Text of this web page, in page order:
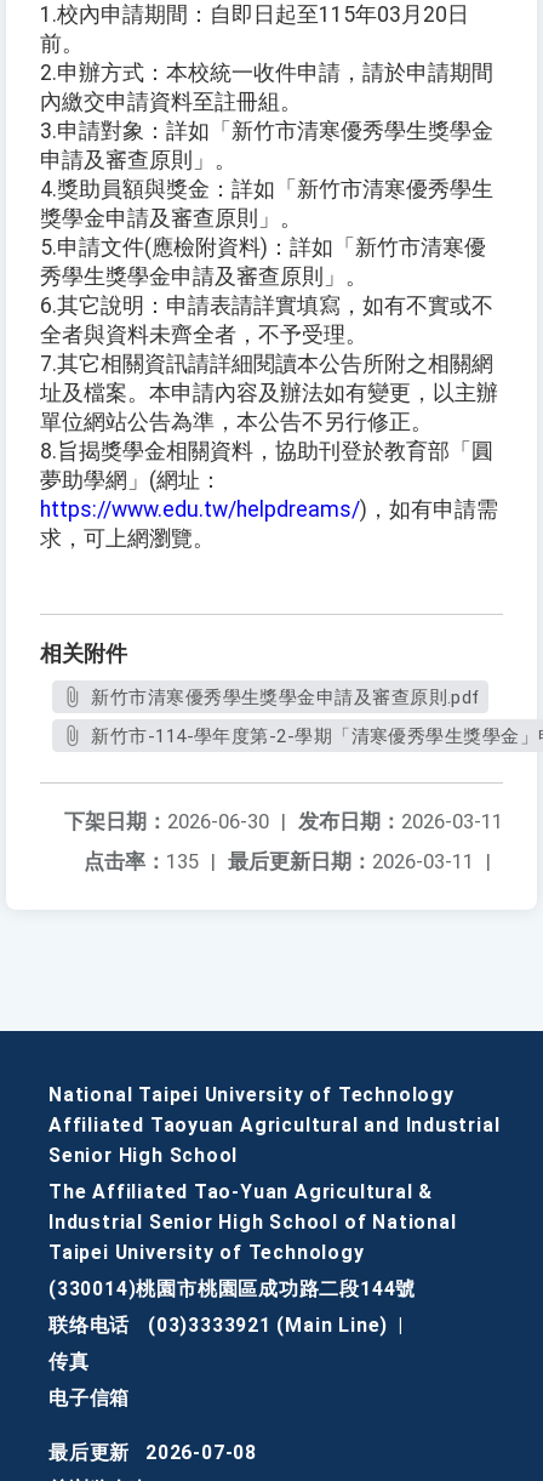
1.校內申請期間：自即日起至115年03月20日
前。
2.申辦方式：本校統一收件申請，請於申請期間
內繳交申請資料至註冊組。
3.申請對象：詳如「新竹市清寒優秀學生獎學金
申請及審查原則」。
4.獎助員額與獎金：詳如「新竹市清寒優秀學生
獎學金申請及審查原則」。
5.申請文件(應檢附資料)：詳如「新竹市清寒優
秀學生獎學金申請及審查原則」。
6.其它說明：申請表請詳實填寫，如有不實或不
全者與資料未齊全者，不予受理。
7.其它相關資訊請詳細閱讀本公告所附之相關網
址及檔案。本申請內容及辦法如有變更，以主辦
單位網站公告為準，本公告不另行修正。
8.旨揭獎學金相關資料，協助刊登於教育部「圓
夢助學網」(網址：
https://www.edu.tw/helpdreams/)，如有申請需
求，可上網瀏覽。
相关附件
新竹市清寒優秀學生獎學金申請及審查原則.pdf
新竹市-114-學年度第-2-學期「清寒優秀學生獎學金
发布日期： 2026-03-11
下架日期： 2026-06-30 |
最后更新日期： 2026-03-11 |
点击率： 135 |
National Taipei University of Technology
Affiliated Taoyuan Agricultural and Industrial
Senior High School
The Affiliated Tao-Yuan Agricultural &
Industrial Senior High School of National
Taipei University of Technology
(330014)桃園市桃園區成功路二段144號
联络电话
(03)3333921 (Main Line)
传真
电子信箱
最后更新
2026-07-08